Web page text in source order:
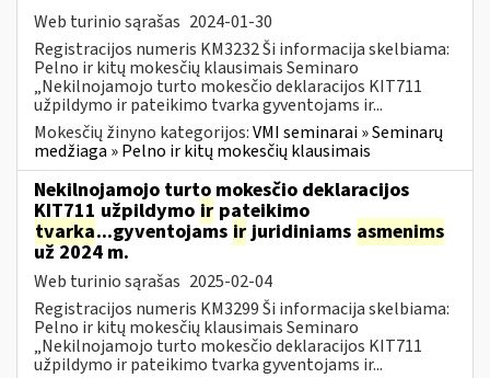
Web turinio sąrašas 2024-01-30
Registracijos numeris KM3232 Ši informacija skelbiama:
Pelno ir kitų mokesčių klausimais Seminaro
„Nekilnojamojo turto mokesčio deklaracijos KIT711
užpildymo ir pateikimo tvarka gyventojams ir...
Mokesčių žinyno kategorijos:VMI seminarai » Seminarų
medžiaga » Pelno ir kitų mokesčių klausimais
Nekilnojamojo turto mokesčio deklaracijos
KIT711 užpildymo ir pateikimo
tvarka...gyventojams irjuridiniams asmenims
už 2024 m.
Web turinio sąrašas 2025-02-04
Registracijos numeris KM3299 Ši informacija skelbiama:
Pelno ir kitų mokesčių klausimais Seminaro
„Nekilnojamojo turto mokesčio deklaracijos KIT711
užpildymo ir pateikimo tvarka gyventojams ir...